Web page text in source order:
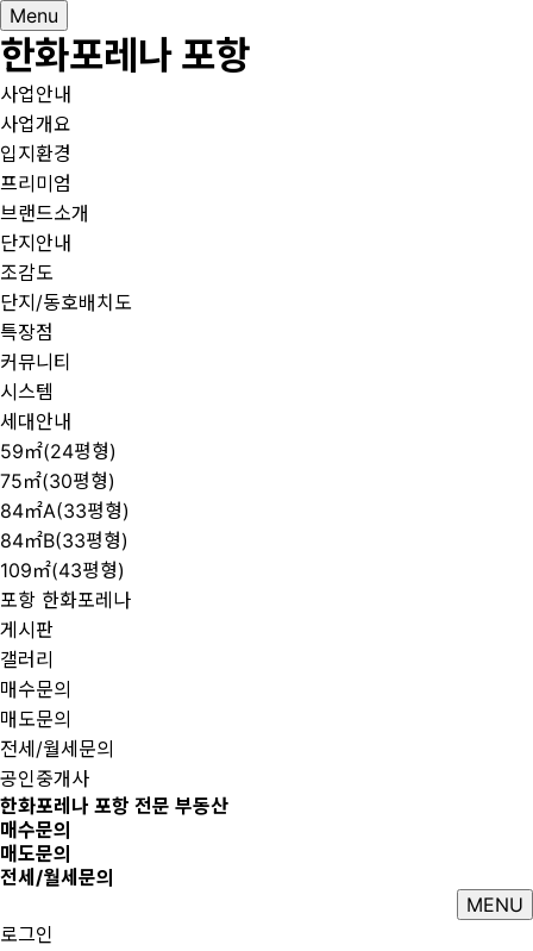
Menu
한화포레나 포항
사업안내
사업개요
입지환경
프리미엄
브랜드소개
단지안내
조감도
단지/동호배치도
특장점
커뮤니티
시스템
세대안내
59㎡(24평형)
75㎡(30평형)
84㎡A(33평형)
84㎡B(33평형)
109㎡(43평형)
포항 한화포레나
게시판
갤러리
매수문의
매도문의
전세/월세문의
공인중개사
한화포레나 포항 전문 부동산
매수문의
매도문의
전세/월세문의
MENU
로그인